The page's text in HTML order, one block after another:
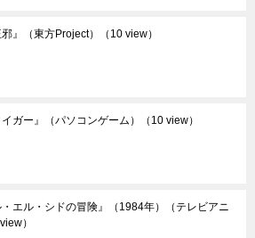
邪』（東方Project） （10 view）
イガー』（パソコンゲーム） （10 view）
・エル・シドの冒険』（1984年）（テレビアニ
）